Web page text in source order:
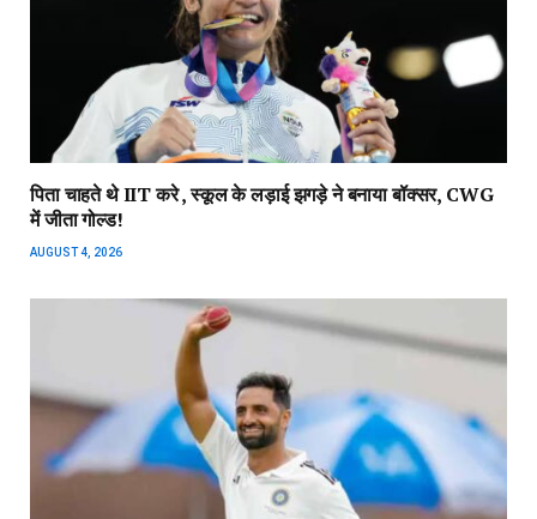
पिता चाहते थे IIT करे , स्कूल के लड़ाई झगड़े ने बनाया बॉक्सर, CWG
में जीता गोल्ड!
AUGUST 4, 2026